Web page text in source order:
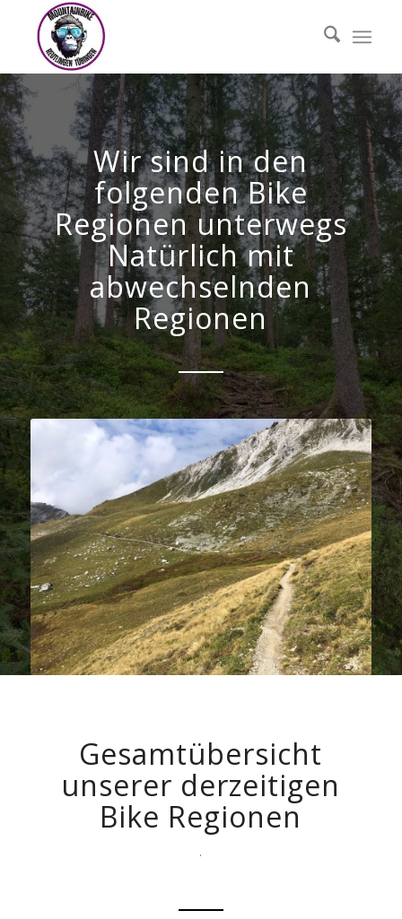
Wir sind in den
folgenden Bike
Regionen unterwegs
Natürlich mit
abwechselnden
Regionen
Gesamtübersicht
unserer derzeitigen
Bike Regionen
.